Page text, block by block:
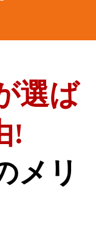
選ば
!
メリ